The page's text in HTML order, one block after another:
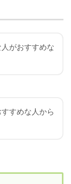
がおすすめな
すめな人から